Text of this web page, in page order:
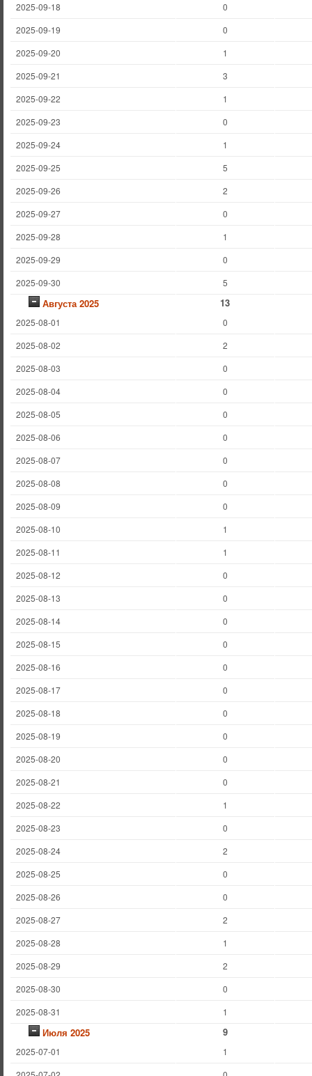
2025-09-18
0
2025-09-19
0
2025-09-20
1
2025-09-21
3
2025-09-22
1
2025-09-23
0
2025-09-24
1
2025-09-25
5
2025-09-26
2
2025-09-27
0
2025-09-28
1
2025-09-29
0
2025-09-30
5
Августа 2025 13
2025-08-01
0
2025-08-02
2
2025-08-03
0
2025-08-04
0
2025-08-05
0
2025-08-06
0
2025-08-07
0
2025-08-08
0
2025-08-09
0
2025-08-10
1
2025-08-11
1
2025-08-12
0
2025-08-13
0
2025-08-14
0
2025-08-15
0
2025-08-16
0
2025-08-17
0
2025-08-18
0
2025-08-19
0
2025-08-20
0
2025-08-21
0
2025-08-22
1
2025-08-23
0
2025-08-24
2
2025-08-25
0
2025-08-26
0
2025-08-27
2
2025-08-28
1
2025-08-29
2
2025-08-30
0
2025-08-31
1
Июля 2025 9
2025-07-01
1